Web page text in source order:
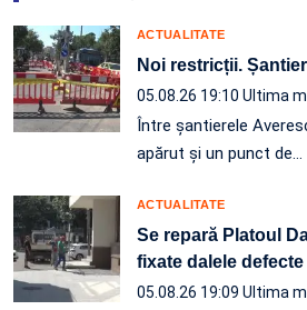
ACTUALITATE
Noi restricții.
05.08.26 19:10 Ultima
Între șantierele
apărut și un punct de…
ACTUALITATE
Se repară Platoul
fixate dalele defecte
05.08.26 19:09 Ultima